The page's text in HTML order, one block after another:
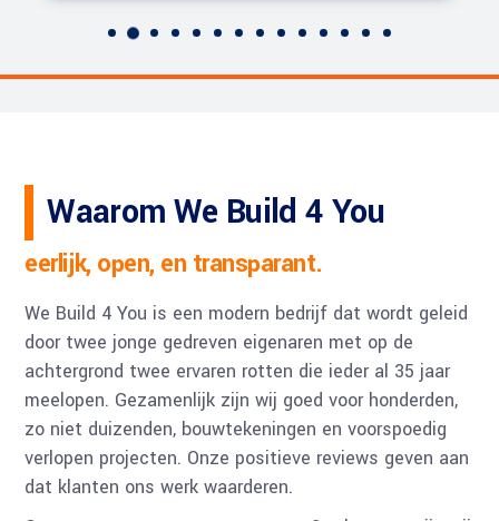
Waarom We Build 4 You
eerlijk, open, en transparant.
We Build 4 You is een modern bedrijf dat wordt geleid
door twee jonge gedreven eigenaren met op de
achtergrond twee ervaren rotten die ieder al 35 jaar
meelopen. Gezamenlijk zijn wij goed voor honderden,
zo niet duizenden, bouwtekeningen en voorspoedig
verlopen projecten. Onze positieve reviews geven aan
dat klanten ons werk waarderen.